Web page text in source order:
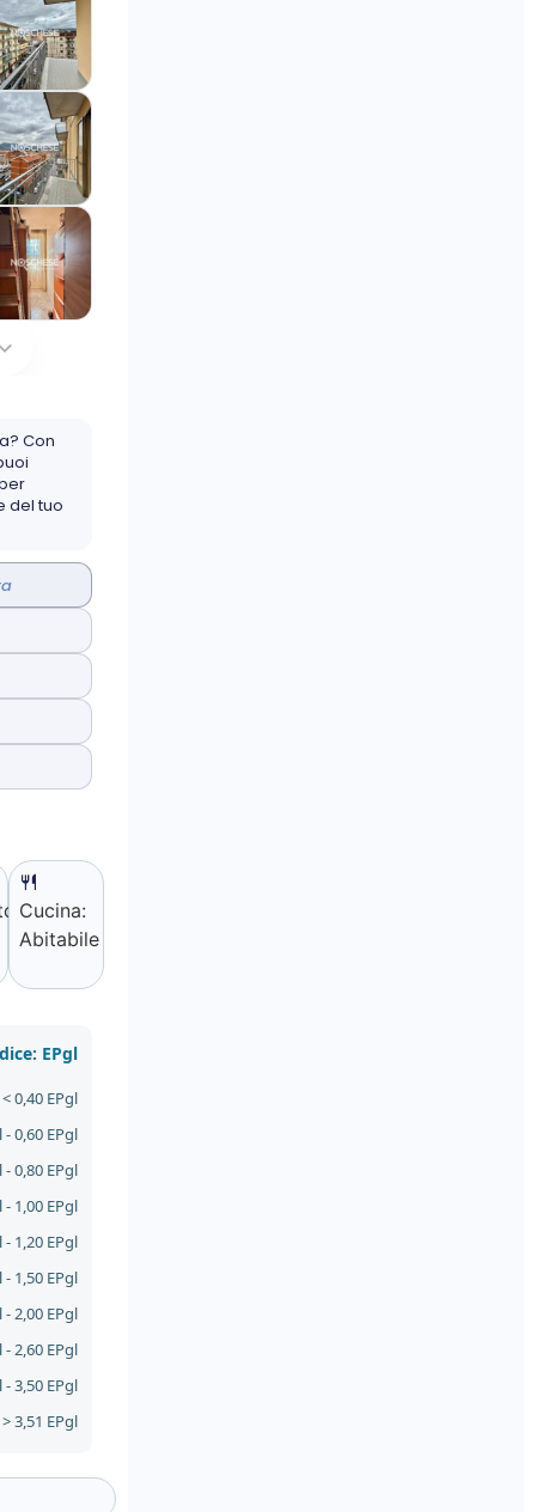
Con
del tuo
Cucina:
Abitabile
EPgl
< 0,40 EPgl
- 0,60 EPgl
- 0,80 EPgl
- 1,00 EPgl
- 1,20 EPgl
- 1,50 EPgl
- 2,00 EPgl
- 2,60 EPgl
- 3,50 EPgl
> 3,51 EPgl